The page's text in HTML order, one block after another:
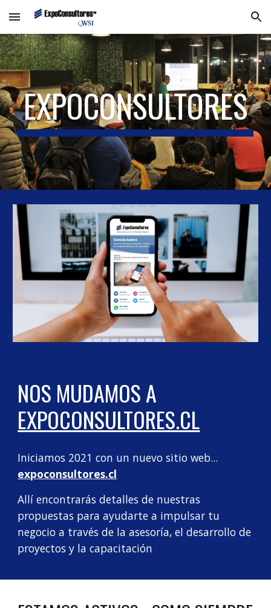
Skip to main content Skip to navigation
EXPOCONSULTORES
EXPOCONSULTORES.CL
expoconsultores.cl
Allí encontrarás detalles de nuestras
propuestas para ayudarte a impulsar tu
negocio a través de la asesoría, el desarrollo de
proyectos y la capacitación